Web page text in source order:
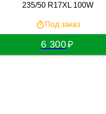
235/50 R17XL 100W
Под заказ
6 300